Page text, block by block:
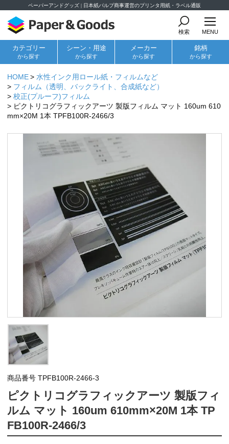
ペーパーアンドグッズ | 日本紙パルプ商事運営のプリンタ用紙・ラベル通販
検索 MENU
カテゴリー
から探す
シーン・用途
から探す
メーカー
から探す
銘柄
から探す
HOME
水性インク用ロール紙・フィルムなど
フィルム（透明、バックライト、合成紙など）
校正(プルーフ)フィルム
ピクトリコグラフィックアーツ 製版フィルム マット 160um 610
mm×20M 1本 TPFB100R-2466/3
商品番号 TPFB100R-2466-3
ピクトリコグラフィックアーツ 製版フィ
ルム マット 160um 610mm×20M 1本 TP
FB100R-2466/3